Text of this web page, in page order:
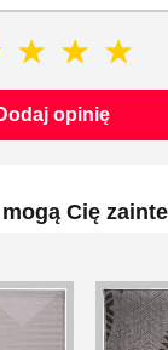
opinię
Cię